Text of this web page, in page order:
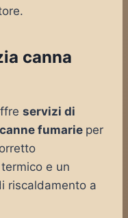
canna
servizi di
fumarie per
e un
riscaldamento a